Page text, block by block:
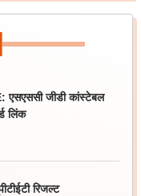
जीडी कांस्टेबल
लिंक
रिजल्ट